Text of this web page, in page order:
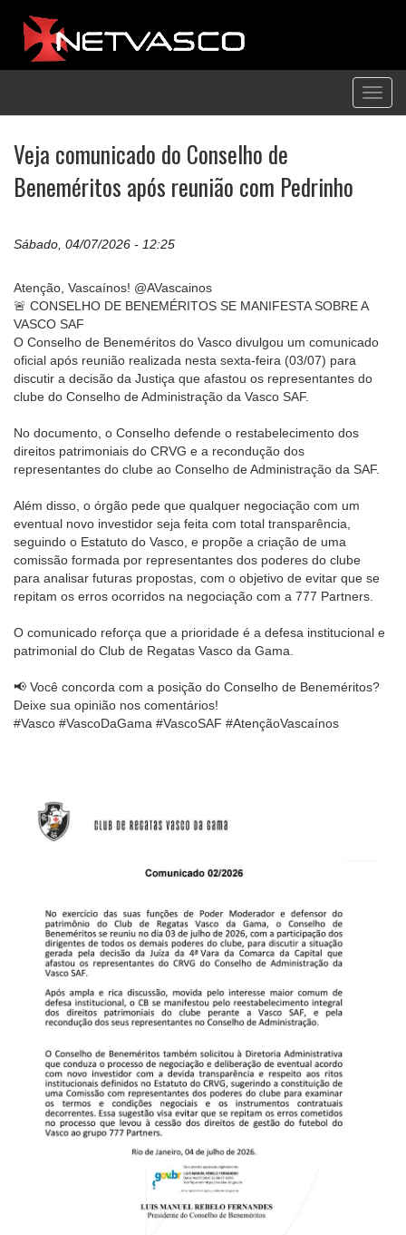
Veja comunicado do Conselho de
Beneméritos após reunião com Pedrinho
Sábado, 04/07/2026 - 12:25
Atenção, Vascaínos! @AVascainos
🚨 CONSELHO DE BENEMÉRITOS SE MANIFESTA SOBRE A
VASCO SAF
O Conselho de Beneméritos do Vasco divulgou um comunicado
oficial após reunião realizada nesta sexta-feira (03/07) para
discutir a decisão da Justiça que afastou os representantes do
clube do Conselho de Administração da Vasco SAF.
No documento, o Conselho defende o restabelecimento dos
direitos patrimoniais do CRVG e a recondução dos
representantes do clube ao Conselho de Administração da SAF.
Além disso, o órgão pede que qualquer negociação com um
eventual novo investidor seja feita com total transparência,
seguindo o Estatuto do Vasco, e propõe a criação de uma
comissão formada por representantes dos poderes do clube
para analisar futuras propostas, com o objetivo de evitar que se
repitam os erros ocorridos na negociação com a 777 Partners.
O comunicado reforça que a prioridade é a defesa institucional e
patrimonial do Club de Regatas Vasco da Gama.
📢 Você concorda com a posição do Conselho de Beneméritos?
Deixe sua opinião nos comentários!
#Vasco #VascoDaGama #VascoSAF #AtençãoVascaínos